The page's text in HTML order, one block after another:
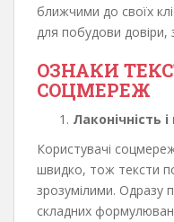
ближчими до своїх
для побудови довіри,
ОЗНАКИ
СОЦМЕРЕЖ
Лаконічність
Користувачі
швидко, тож тексти
зрозумілими. Одразу
складних